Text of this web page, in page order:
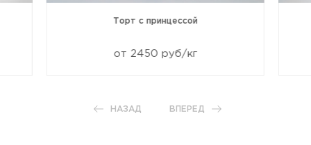
Торт с принцессой
от 2450 руб/кг
НАЗАД ВПЕРЕД